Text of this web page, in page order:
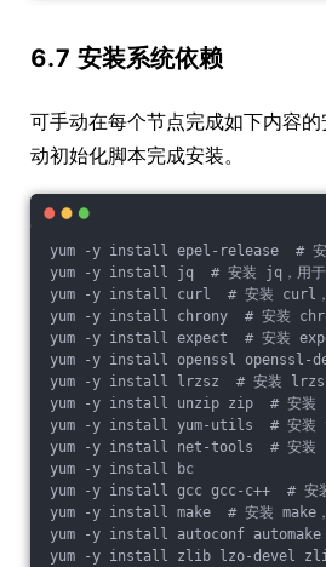
6.7 安装系统依赖
可手动在每个节点完成如下内容
动初始化脚本完成安装。
yum -y install epel-release  # 安装
yum -y install jq  # 安装 jq，用于
yum -y install curl  # 安装 curl，
yum -y install chrony  # 安装
yum -y install expect  # 安装
yum -y install openssl openssl-
yum -y install lrzsz  # 安装 lrzsz，
yum -y install unzip zip  # 安装
yum -y install yum-utils  # 安装
yum -y install net-tools  # 安装
yum -y install bc
yum -y install gcc gcc-c++  # 安装
yum -y install make  # 安装 make
yum -y install autoconf automake
yum -y install zlib lzo-devel zlib-